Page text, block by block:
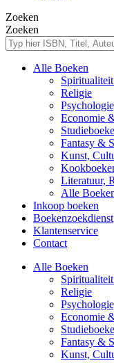
Zoeken
Zoeken
Alle Boeken
Religie
Economie
Fantasy &
Kunst,
Literatuur,
Alle
Inkoop boeken
Boekenzoekdienst
Klantenservice
Contact
Alle Boeken
Religie
Economie
Fantasy &
Kunst,